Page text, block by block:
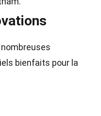
bienfaits pour la